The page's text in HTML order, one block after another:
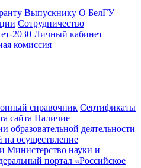
Выпускнику О БелГУ
Сотрудничество
2030 Личный кабинет
комиссия
справочник Сертификаты
сайта Наличие
образовательной деятельности
на осуществление
Министерствo науки и
портал «Российское